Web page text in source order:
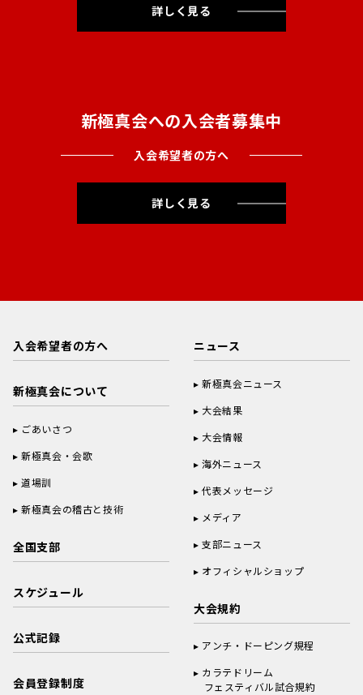
詳しく見る
新極真会への入会者募集中
入会希望者の方へ
詳しく見る
入会希望者の方へ
新極真会について
ごあいさつ
新極真会・会歌
道場訓
新極真会の稽古と技術
全国支部
スケジュール
公式記録
会員登録制度
ニュース
新極真会ニュース
大会結果
大会情報
海外ニュース
代表メッセージ
メディア
支部ニュース
オフィシャルショップ
大会規約
アンチ・ドーピング規程
カラテドリーム
フェスティバル試合規約